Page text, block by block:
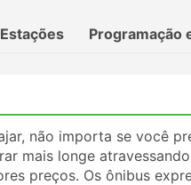
Estações Programação
não importa se você
mais longe
preços. Os ônibus